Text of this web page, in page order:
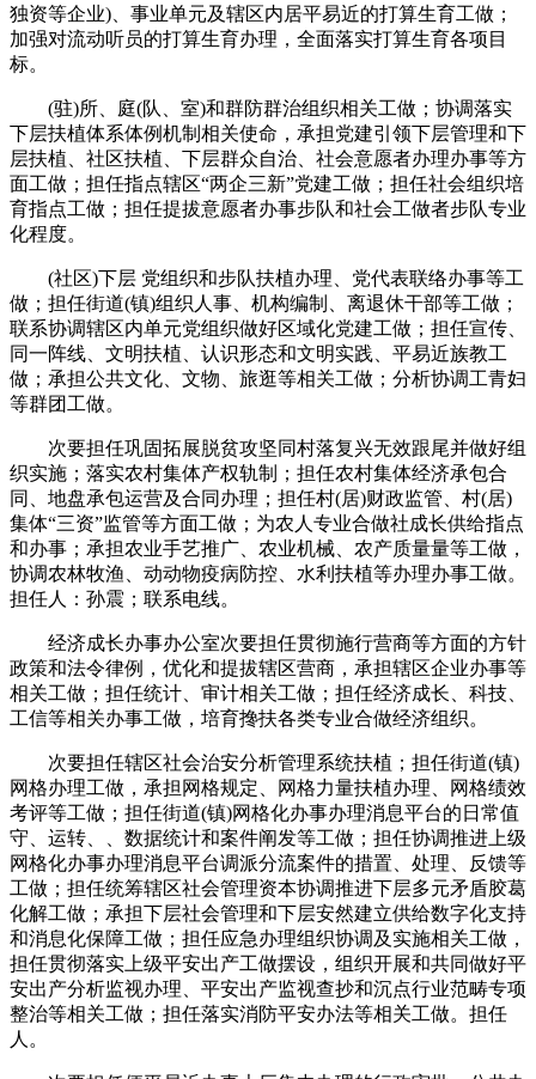
独资等企业)、事业单元及辖区内居平易近的打算生育工做；
加强对流动听员的打算生育办理，全面落实打算生育各项目
标。
(驻)所、庭(队、室)和群防群治组织相关工做；协调落实
下层扶植体系体例机制相关使命，承担党建引领下层管理和下
层扶植、社区扶植、下层群众自治、社会意愿者办理办事等方
面工做；担任指点辖区“两企三新”党建工做；担任社会组织培
育指点工做；担任提拔意愿者办事步队和社会工做者步队专业
化程度。
(社区)下层 党组织和步队扶植办理、党代表联络办事等工
做；担任街道(镇)组织人事、机构编制、离退休干部等工做；
联系协调辖区内单元党组织做好区域化党建工做；担任宣传、
同一阵线、文明扶植、认识形态和文明实践、平易近族教工
做；承担公共文化、文物、旅逛等相关工做；分析协调工青妇
等群团工做。
次要担任巩固拓展脱贫攻坚同村落复兴无效跟尾并做好组
织实施；落实农村集体产权轨制；担任农村集体经济承包合
同、地盘承包运营及合同办理；担任村(居)财政监管、村(居)
集体“三资”监管等方面工做；为农人专业合做社成长供给指点
和办事；承担农业手艺推广、农业机械、农产质量量等工做，
协调农林牧渔、动动物疫病防控、水利扶植等办理办事工做。
担任人：孙震；联系电线。
经济成长办事办公室次要担任贯彻施行营商等方面的方针
政策和法令律例，优化和提拔辖区营商，承担辖区企业办事等
相关工做；担任统计、审计相关工做；担任经济成长、科技、
工信等相关办事工做，培育搀扶各类专业合做经济组织。
次要担任辖区社会治安分析管理系统扶植；担任街道(镇)
网格办理工做，承担网格规定、网格力量扶植办理、网格绩效
考评等工做；担任街道(镇)网格化办事办理消息平台的日常值
守、运转、、数据统计和案件阐发等工做；担任协调推进上级
网格化办事办理消息平台调派分流案件的措置、处理、反馈等
工做；担任统筹辖区社会管理资本协调推进下层多元矛盾胶葛
化解工做；承担下层社会管理和下层安然建立供给数字化支持
和消息化保障工做；担任应急办理组织协调及实施相关工做，
担任贯彻落实上级平安出产工做摆设，组织开展和共同做好平
安出产分析监视办理、平安出产监视查抄和沉点行业范畴专项
整治等相关工做；担任落实消防平安办法等相关工做。担任
人。